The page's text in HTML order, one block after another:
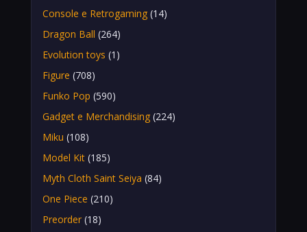
Console e Retrogaming (14)
Dragon Ball (264)
Evolution toys (1)
Figure (708)
Funko Pop (590)
Gadget e Merchandising (224)
Miku (108)
Model Kit (185)
Myth Cloth Saint Seiya (84)
One Piece (210)
Preorder (18)